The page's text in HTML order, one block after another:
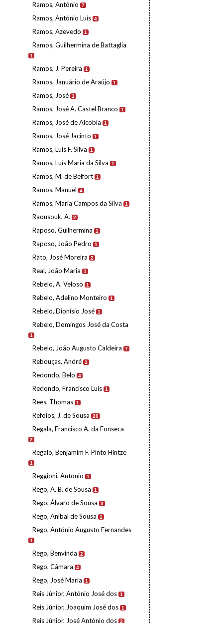
Ramos, António 7
Ramos, António Luís 4
Ramos, Azevedo 1
Ramos, Guilhermina de Battaglia
1
Ramos, J. Pereira 1
Ramos, Januário de Araújo 1
Ramos, José 1
Ramos, José A. Castel Branco 1
Ramos, José de Alcobia 1
Ramos, José Jacinto 1
Ramos, Luís F. Silva 1
Ramos, Luís Maria da Silva 1
Ramos, M. de Belfort 1
Ramos, Manuel 4
Ramos, Maria Campos da Silva 1
Raousouk, A. 2
Raposo, Guilhermina 1
Raposo, João Pedro 1
Rato, José Moreira 2
Real, João Maria 1
Rebelo, A. Veloso 1
Rebelo, Adelino Monteiro 1
Rebelo, Dionísio José 1
Rebelo, Domingos José da Costa
1
Rebelo, João Augusto Caldeira 7
Rebouças, André 1
Redondo, Belo 4
Redondo, Francisco Luís 1
Rees, Thomas 1
Refoios, J. de Sousa 20
Regala, Francisco A. da Fonseca
2
Regalo, Benjamim F. Pinto Hintze
1
Reggioni, Antonio 1
Rego, A. B. de Sousa 1
Rego, Álvaro de Sousa 3
Rego, Aníbal de Sousa 1
Rego, António Augusto Fernandes
1
Rego, Benvinda 2
Rego, Câmara 4
Rego, José Maria 1
Reis Júnior, António José dos 1
Reis Júnior, Joaquim José dos 1
Reis Júnior, José António dos 2